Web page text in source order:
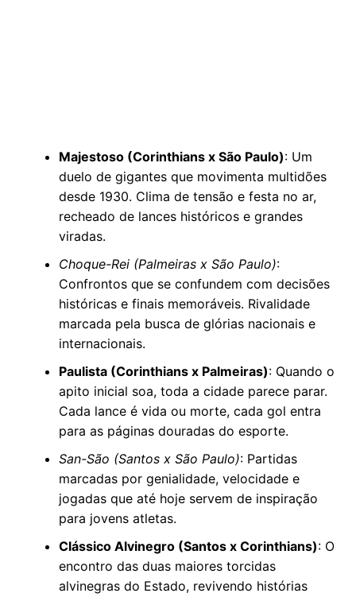
Majestoso (Corinthians x São Paulo): Um
duelo de gigantes que movimenta multidões
desde 1930. Clima de tensão e festa no ar,
recheado de lances históricos e grandes
viradas.
Choque-Rei (Palmeiras x São Paulo):
Confrontos que se confundem com decisões
históricas e finais memoráveis. Rivalidade
marcada pela busca de glórias nacionais e
internacionais.
Paulista (Corinthians x Palmeiras): Quando o
apito inicial soa, toda a cidade parece parar.
Cada lance é vida ou morte, cada gol entra
para as páginas douradas do esporte.
San-São (Santos x São Paulo): Partidas
marcadas por genialidade, velocidade e
jogadas que até hoje servem de inspiração
para jovens atletas.
Clássico Alvinegro (Santos x Corinthians): O
encontro das duas maiores torcidas
alvinegras do Estado, revivendo histórias